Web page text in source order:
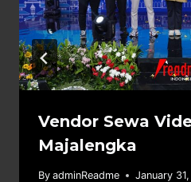
Vendor Sewa
Majalengka
By adminReadme January